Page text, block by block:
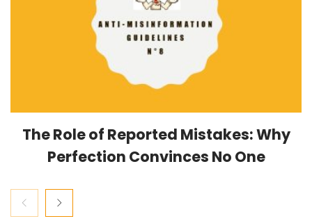
The Role of Reported Mistakes: Why
Perfection Convinces No One